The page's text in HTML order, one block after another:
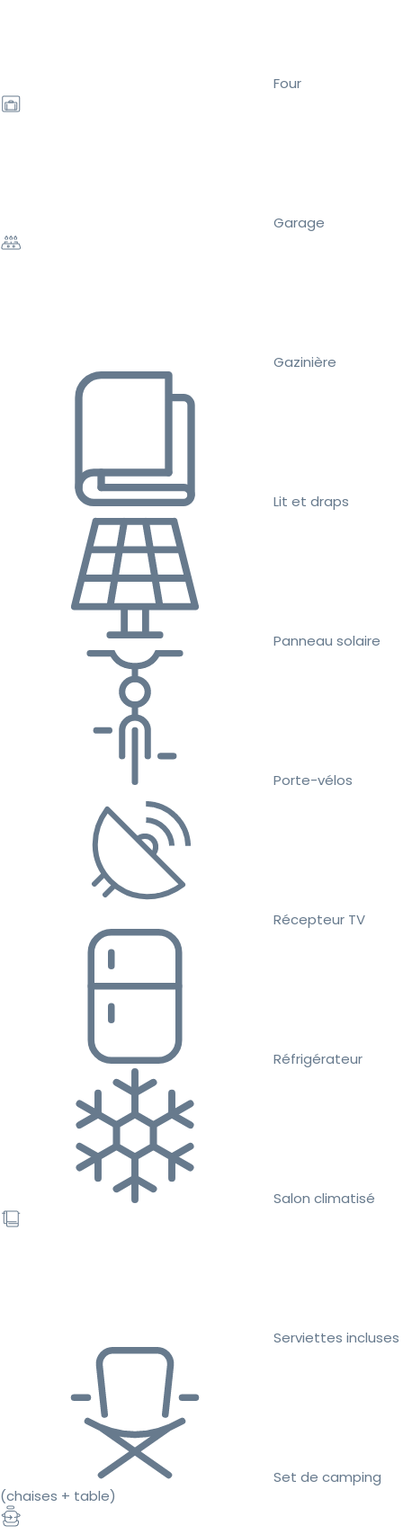
Four
Garage
Gazinière
Lit et draps
Panneau solaire
Porte-vélos
Récepteur TV
Réfrigérateur
Salon climatisé
Serviettes incluses
Set de camping
(chaises + table)